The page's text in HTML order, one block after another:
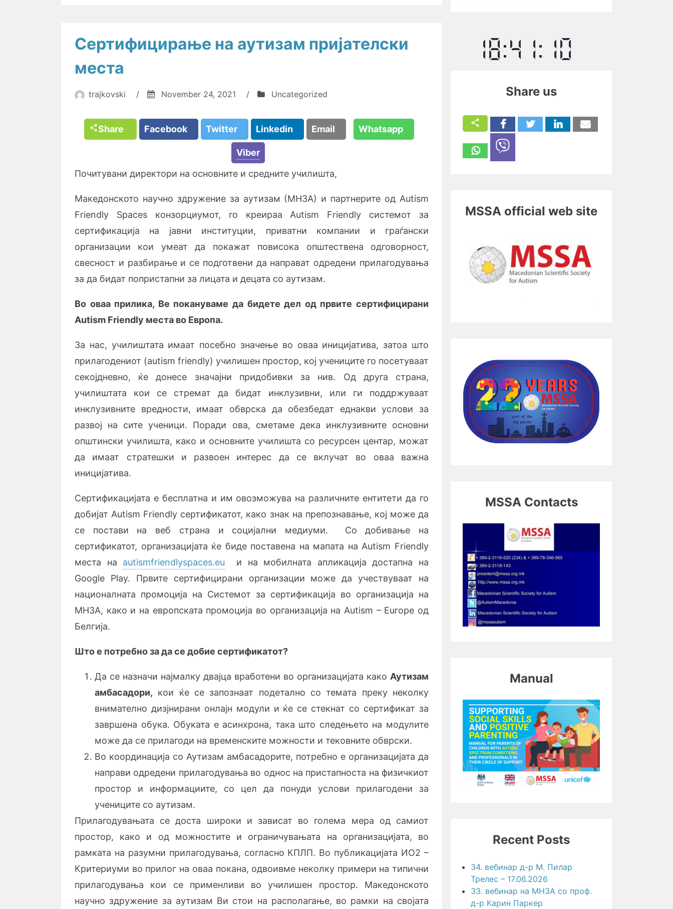
Сертифицирање на аутизам пријателски
места
trajkovski / November 24, 2021 / Uncategorized
Share Facebook Twitter Linkedin Email Whatsapp
Viber
Почитувани директори на основните и средните училишта,
Македонското научно здружение за аутизам (МНЗА) и партнерите од Autism
Friendly Spaces конзорциумот, го креираа Autism Friendly системот за
сертификација на јавни институции, приватни компании и граѓански
организации кои умеат да покажат повисока општествена одговорност,
свесност и разбирање и се подготвени да направат одредени прилагодувања
за да бидат попристапни за лицата и децата со аутизам.
Во оваа прилика, Ве покануваме да бидете дел од првите сертифицирани
Autism Friendly места во Европа.
За нас, училиштата имаат посебно значење во оваа иницијатива, затоа што
прилагодениот (autism friendly) училишен простор, кој учениците го посетуваат
секојдневно, ќе донесе значајни придобивки за нив. Од друга страна,
училиштата кои се стремат да бидат инклузивни, или ги поддржуваат
инклузивните вредности, имаат обврска да обезбедат еднакви услови за
развој на сите ученици. Поради ова, сметаме дека инклузивните основни
општински училишта, како и основните училишта со ресурсен центар, можат
да имаат стратешки и развоен интерес да се вклучат во оваа важна
иницијатива.
Сертификацијата е бесплатна и им овозможува на различните ентитети да го
добијат Autism Friendly сертификатот, како знак на препознавање, кој може да
се постави на веб страна и социјални медиуми. Со добивање на
сертификатот, организацијата ќе биде поставена на мапата на Autism Friendly
места на autismfriendlyspaces.eu и на мобилната апликација достапна на
Google Play. Првите сертифицирани организации може да учествуваат на
националната промоција на Системот за сертификација во организација на
МНЗА, како и на европската промоција во организација на Autism – Europe од
Белгија.
Што е потребно за да се добие сертификатот?
Да се назначи најмалку двајца вработени во организацијата како Аутизам
амбасадори, кои ќе се запознаат подетално со темата преку неколку
внимателно дизјнирани онлајн модули и ќе се стекнат со сертификат за
завршена обука. Обуката е асинхрона, така што следењето на модулите
може да се прилагоди на временските можности и тековните обврски.
Во координација со Аутизам амбасадорите, потребно е организацијата да
направи одредени прилагодувања во однос на пристапноста на физичкиот
простор и информациите, со цел да понуди услови прилагодени за
учениците со аутизам.
Прилагодувањата се доста широки и зависат во голема мера од самиот
простор, како и од можностите и ограничувањата на организацијата, во
рамката на разумни прилагодувања, согласно КПЛП. Во публикацијата ИО2 –
Критериуми во прилог на оваа покана, одвоивме неколку примери на типични
прилагодувања кои се применливи во училишен простор. Македонското
научно здружение за аутизам Ви стои на располагање, во рамки на својата
Share us
MSSA official web site
MSSA Contacts
Manual
Recent Posts
34. вебинар д-р М. Пилар
Трелес – 17.06.2026
33. вебинар на МНЗА со проф.
д-р Карин Паркер